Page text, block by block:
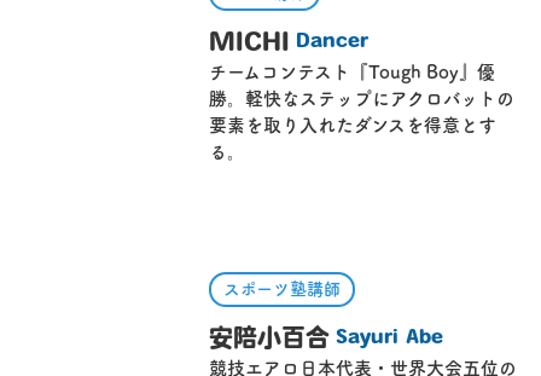
MICHI
Dancer
チームコンテスト『Tough Boy』優
勝。軽快なステップにアクロバットの
要素を取り入れたダンスを得意とす
る。
スポーツ塾講師
安陪小百合 Sayuri Abe
競技エアロ日本代表・世界大会五位の